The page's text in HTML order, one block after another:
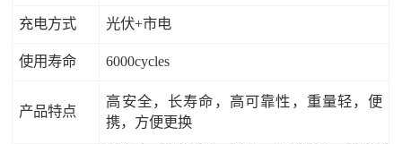
充电方式
光伏+市电
使用寿命 6000cycles
产品特点
高安全，长寿命，高可靠性，重量轻，便
携，方便更换